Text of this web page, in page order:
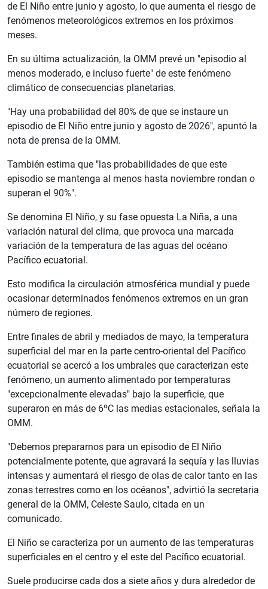
de El Niño entre junio y agosto, lo que aumenta el riesgo de
fenómenos meteorológicos extremos en los próximos
meses.
En su última actualización, la OMM prevé un "episodio al
menos moderado, e incluso fuerte" de este fenómeno
climático de consecuencias planetarias.
"Hay una probabilidad del 80% de que se instaure un
episodio de El Niño entre junio y agosto de 2026", apuntó la
nota de prensa de la OMM.
También estima que "las probabilidades de que este
episodio se mantenga al menos hasta noviembre rondan o
superan el 90%".
Se denomina El Niño, y su fase opuesta La Niña, a una
variación natural del clima, que provoca una marcada
variación de la temperatura de las aguas del océano
Pacífico ecuatorial.
Esto modifica la circulación atmosférica mundial y puede
ocasionar determinados fenómenos extremos en un gran
número de regiones.
Entre finales de abril y mediados de mayo, la temperatura
superficial del mar en la parte centro-oriental del Pacífico
ecuatorial se acercó a los umbrales que caracterizan este
fenómeno, un aumento alimentado por temperaturas
"excepcionalmente elevadas" bajo la superficie, que
superaron en más de 6ºC las medias estacionales, señala la
OMM.
"Debemos prepararnos para un episodio de El Niño
potencialmente potente, que agravará la sequía y las lluvias
intensas y aumentará el riesgo de olas de calor tanto en las
zonas terrestres como en los océanos", advirtió la secretaria
general de la OMM, Celeste Saulo, citada en un
comunicado.
El Niño se caracteriza por un aumento de las temperaturas
superficiales en el centro y el este del Pacífico ecuatorial.
Suele producirse cada dos a siete años y dura alrededor de